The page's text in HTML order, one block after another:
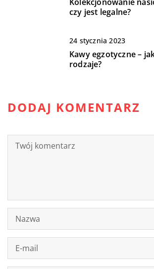
Kolekcjonowanie
czy jest legalne?
24 stycznia 2023
Kawy egzotyczne –
rodzaje?
DODAJ KOMENTARZ